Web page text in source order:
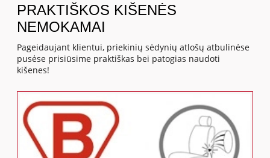
PRAKTIŠKOS KIŠENĖS
NEMOKAMAI
Pageidaujant klientui, priekinių sėdynių atlošų atbulinėse
pusėse prisiūsime praktiškas bei patogias naudoti
kišenes!